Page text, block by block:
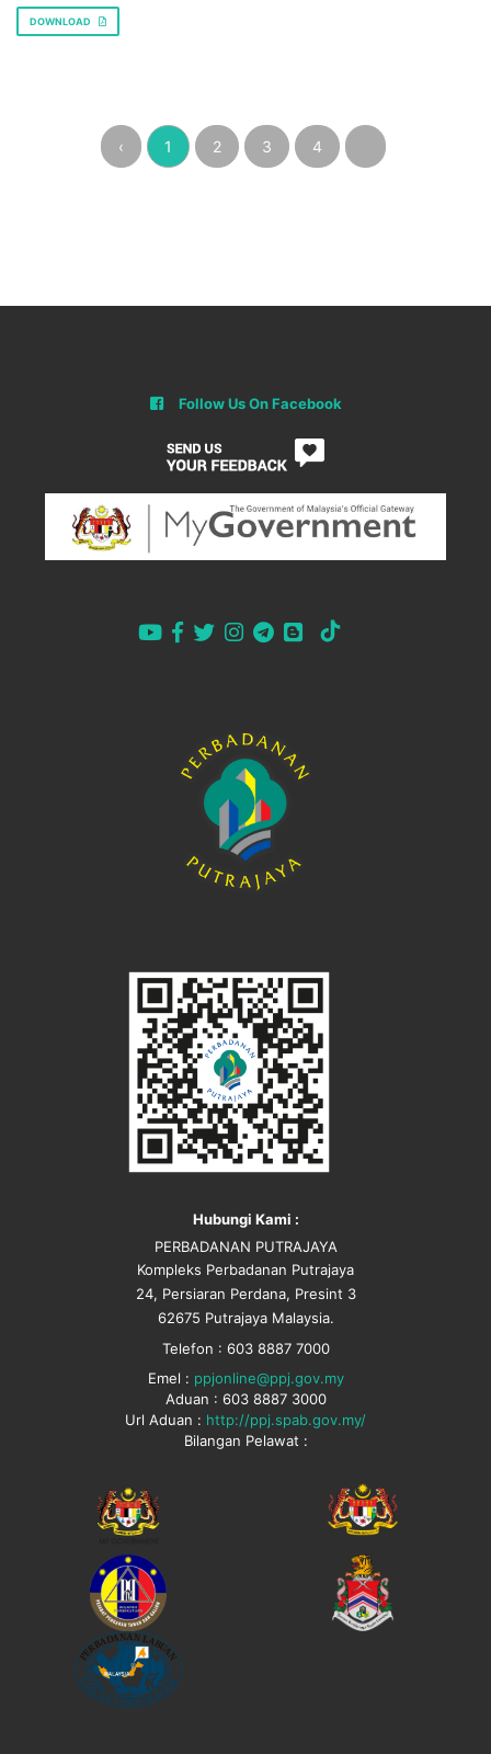
DOWNLOAD
‹ 1 2 3 4
Follow Us On Facebook
Hubungi Kami :
PERBADANAN PUTRAJAYA
Kompleks Perbadanan Putrajaya
24, Persiaran Perdana, Presint 3
62675 Putrajaya Malaysia.
Telefon : 603 8887 7000
Emel : ppjonline@ppj.gov.my
Aduan : 603 8887 3000
Url Aduan : http://ppj.spab.gov.my/
Bilangan Pelawat :